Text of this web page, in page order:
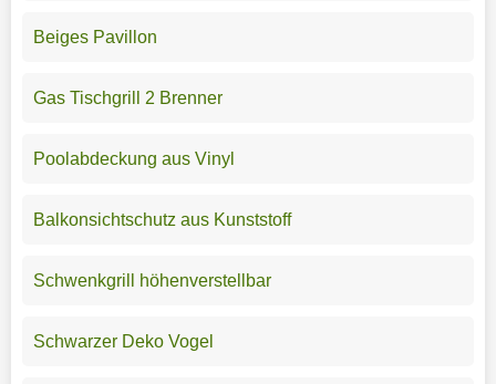
Beiges Pavillon
Gas Tischgrill 2 Brenner
Poolabdeckung aus Vinyl
Balkonsichtschutz aus Kunststoff
Schwenkgrill höhenverstellbar
Schwarzer Deko Vogel